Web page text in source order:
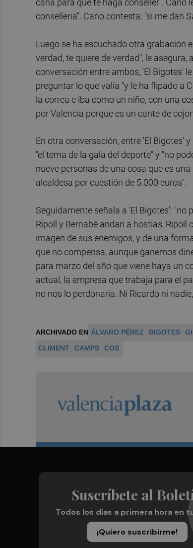
caña para que te haga conseller". Cano
conselleria". Cano contesta: "si me dan
Luego se ha escuchado otra grabación
verdad, te quiere de verdad", le
conversación entre ambos, 'El Bigotes'
preguntar lo que valía "y le ha flipado a
la correa e iba como un niño, con una
por Valencia porque es un cante de
En otra conversación, entre 'El Bigotes'
"el tema de la gala del deporte" y "no
nueve personas de una cosa que es
alcaldesa por cuestión de 5.000 euros".
Seguidamente señala a 'El Bigotes':
Ripoll y Bernabé andan a hostias,
imagen de sus enemigos, y de una
que no compensa, aunque ganemos
para marzo del año que viene haya un
actual, la empresa que trabaja para el
no nos lo perdonaría. Ni Ricardo ni
ARCHIVADO EN ÁLVARO PÉREZ BIGOTES
CLIMENT
CAMPS COS
Suscríbete al
Todos los días a primera hora en
¡Quiero suscribirme!